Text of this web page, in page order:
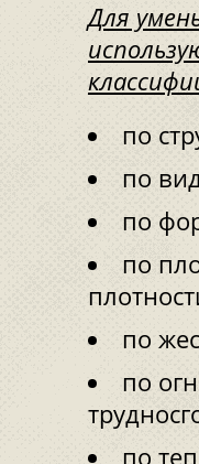
Для
по
по
по
по
по
по
по